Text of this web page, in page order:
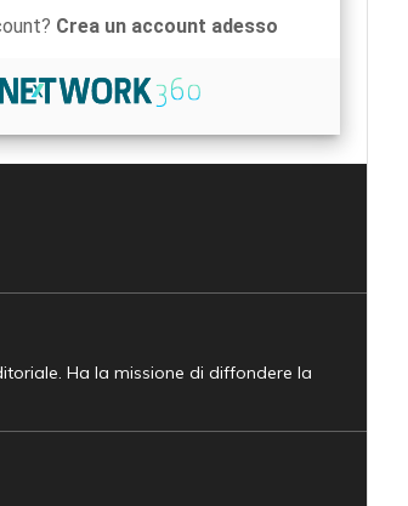
Crea un account adesso
Ha la missione di diffondere la